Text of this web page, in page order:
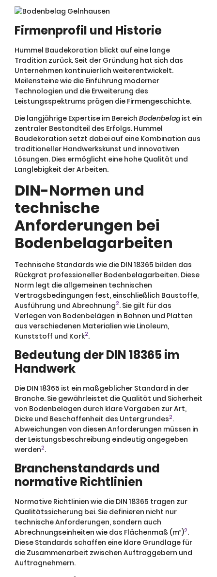
Firmenprofil und Historie
Hummel Baudekoration blickt auf eine lange
Tradition zurück. Seit der Gründung hat sich das
Unternehmen kontinuierlich weiterentwickelt.
Meilensteine wie die Einführung moderner
Technologien und die Erweiterung des
Leistungsspektrums prägen die Firmengeschichte.
Die langjährige Expertise im Bereich Bodenbelagist ein
zentraler Bestandteil des Erfolgs. Hummel
Baudekoration setzt dabei auf eine Kombination aus
traditioneller Handwerkskunst und innovativen
Lösungen. Dies ermöglicht eine hohe Qualität und
Langlebigkeit der Arbeiten.
DIN-Normen und
technische
Anforderungen bei
Bodenbelagarbeiten
Technische Standards wie die DIN 18365 bilden das
Rückgrat professioneller Bodenbelagarbeiten. Diese
Norm legt die allgemeinen technischen
Vertragsbedingungen fest, einschließlich Baustoffe,
Ausführung und Abrechnung2. Sie gilt für das
Verlegen von Bodenbelägen in Bahnen und Platten
aus verschiedenen Materialien wie Linoleum,
Kunststoff und Kork2.
Bedeutung der DIN 18365 im
Handwerk
Die DIN 18365 ist ein maßgeblicher Standard in der
Branche. Sie gewährleistet die Qualität und Sicherheit
von Bodenbelägen durch klare Vorgaben zur Art,
Dicke und Beschaffenheit des Untergrundes2.
Abweichungen von diesen Anforderungen müssen in
der Leistungsbeschreibung eindeutig angegeben
werden2.
Branchenstandards und
normative Richtlinien
Normative Richtlinien wie die DIN 18365 tragen zur
Qualitätssicherung bei. Sie definieren nicht nur
technische Anforderungen, sondern auch
Abrechnungseinheiten wie das Flächenmaß (m²)2.
Diese Standards schaffen eine klare Grundlage für
die Zusammenarbeit zwischen Auftraggebern und
Auftragnehmern.